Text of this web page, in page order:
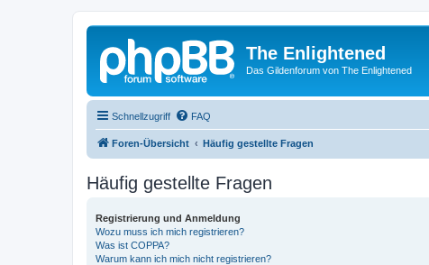
The Enlightened
Das Gildenforum von The Enlightened
Schnellzugriff FAQ
Foren-Übersicht Häufig gestellte Fragen
Häufig gestellte Fragen
Registrierung und Anmeldung
Wozu muss ich mich registrieren?
Was ist COPPA?
Warum kann ich mich nicht registrieren?